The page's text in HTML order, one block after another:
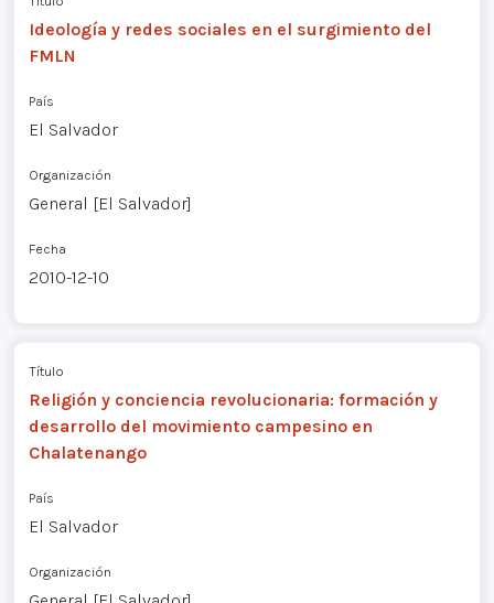
Ideología y redes sociales en el surgimiento del
FMLN
País
El Salvador
Organización
General [El Salvador]
Fecha
2010-12-10
Título
Religión y conciencia revolucionaria: formación y
desarrollo del movimiento campesino en
Chalatenango
País
El Salvador
Organización